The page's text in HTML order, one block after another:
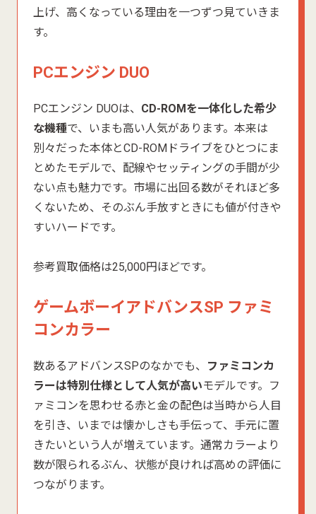
上げ、高くなっている理由を一つずつ見ていきま
す。
PCエンジン DUO
PCエンジン DUOは、 CD-ROMを一体化した希少
な機種で、いまも高い人気があります。本来は
別々だった本体とCD-ROMドライブをひとつにま
とめたモデルで、配線やセッティングの手間が少
ない点も魅力です。市場に出回る数がそれほど多
くないため、そのぶん手放すときにも値が付きや
すいハードです。
参考買取価格は25,000円ほどです。
ゲームボーイアドバンスSP ファミ
コンカラー
数あるアドバンスSPのなかでも、
ファミコンカ
ラーは特別仕様として人気が高いモデルです。フ
ァミコンを思わせる赤と金の配色は当時から人目
を引き、いまでは懐かしさも手伝って、手元に置
きたいという人が増えています。通常カラーより
数が限られるぶん、状態が良ければ高めの評価に
つながります。